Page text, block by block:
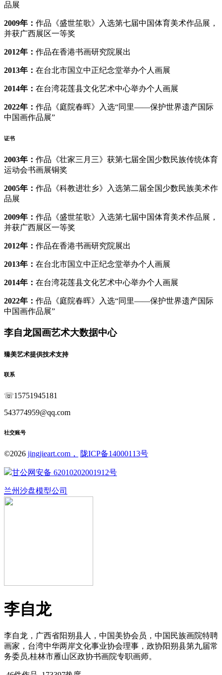
品展
‌2009年‌： 作品《盛世笙歌》入选第七届中国体育美术作品展，
并获广西展区一等奖
‌2012年‌： 作品在香港书画研究院展出
‌2013年‌： 在台北市国立中正纪念堂举办个人画展
‌2014年‌： 在台湾花莲县文化艺术中心举办个人画展
‌2022年‌： 作品《庭院春晖》入选“同里——保护世界遗产国际
中国画作品展”
证书
2003年‌： 作品《壮家三月三》获第七届全国少数民族传统体育
运动会书画展铜奖
‌2005年‌： 作品《科教进壮乡》入选第二届全国少数民族美术作
品展
‌2009年‌： 作品《盛世笙歌》入选第七届中国体育美术作品展，
并获广西展区一等奖
‌2012年‌： 作品在香港书画研究院展出
‌2013年‌： 在台北市国立中正纪念堂举办个人画展
‌2014年‌： 在台湾花莲县文化艺术中心举办个人画展
‌2022年‌： 作品《庭院春晖》入选“同里——保护世界遗产国际
中国画作品展”
李自龙国画艺术大数据中心
臻美艺术提供技术支持
联系
☏15751945181
543774959@qq.com
社交账号
©2026 jingjieart.com， 陇ICP备14000113号
甘公网安备 62010202001912号
兰州沙盘模型公司
李自龙
李自龙，广西省阳朔县人，中国美协会员，中国民族画院特聘
画家，台湾中华两岸文化事业协会理事，政协阳朔县第九届常
务委员,桂林市雁山区政协书画院专职画师。